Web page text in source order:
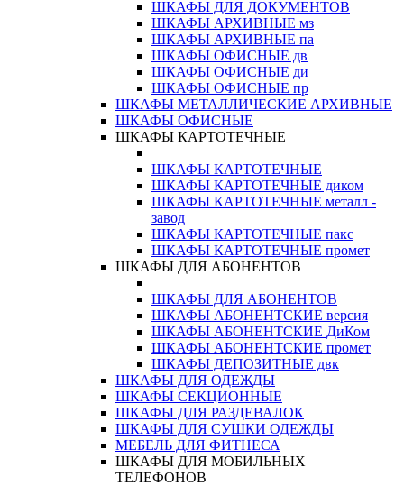
ШКАФЫ ДЛЯ ДОКУМЕНТОВ
ШКАФЫ АРХИВНЫЕ мз
ШКАФЫ АРХИВНЫЕ па
ШКАФЫ ОФИСНЫЕ дв
ШКАФЫ ОФИСНЫЕ ди
ШКАФЫ ОФИСНЫЕ пр
ШКАФЫ МЕТАЛЛИЧЕСКИЕ АРХИВНЫЕ
ШКАФЫ ОФИСНЫЕ
ШКАФЫ КАРТОТЕЧНЫЕ
ШКАФЫ КАРТОТЕЧНЫЕ
ШКАФЫ КАРТОТЕЧНЫЕ диком
ШКАФЫ КАРТОТЕЧНЫЕ металл -
завод
ШКАФЫ КАРТОТЕЧНЫЕ пакс
ШКАФЫ КАРТОТЕЧНЫЕ промет
ШКАФЫ ДЛЯ АБОНЕНТОВ
ШКАФЫ ДЛЯ АБОНЕНТОВ
ШКАФЫ АБОНЕНТСКИЕ версия
ШКАФЫ АБОНЕНТСКИЕ ДиКом
ШКАФЫ АБОНЕНТСКИЕ промет
ШКАФЫ ДЕПОЗИТНЫЕ двк
ШКАФЫ ДЛЯ ОДЕЖДЫ
ШКАФЫ СЕКЦИОННЫЕ
ШКАФЫ ДЛЯ РАЗДЕВАЛОК
ШКАФЫ ДЛЯ СУШКИ ОДЕЖДЫ
МЕБЕЛЬ ДЛЯ ФИТНЕСА
ШКАФЫ ДЛЯ МОБИЛЬНЫХ
ТЕЛЕФОНОВ